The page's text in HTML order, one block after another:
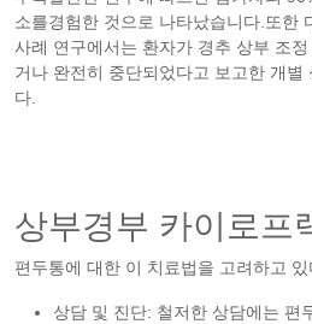
소를경험한 것으로 나타났습니다.또한
사례 연구에서는 환자가 경추 상부 조
거나 완전히 중단되었다고 보고한 개별
다.
상부경부 카이로프
편두통에 대한 이 치료법을 고려하고 있
상담 및 진단: 철저한 상담에는 편